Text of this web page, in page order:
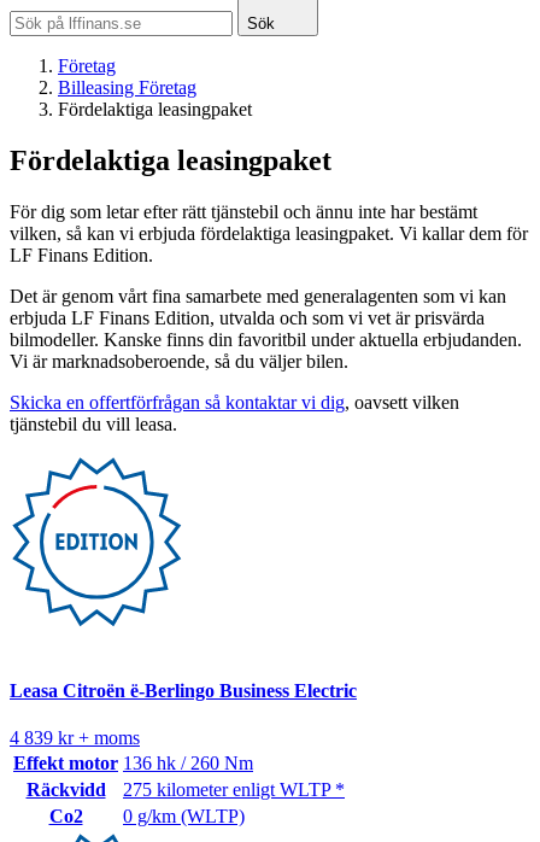
Sök
Företag
Billeasing Företag
Fördelaktiga leasingpaket
Fördelaktiga leasingpaket
För dig som letar efter rätt tjänstebil och ännu inte har bestämt
vilken, så kan vi erbjuda fördelaktiga leasingpaket. Vi kallar dem för
LF Finans Edition.
Det är genom vårt fina samarbete med generalagenten som vi kan
erbjuda LF Finans Edition, utvalda och som vi vet är prisvärda
bilmodeller. Kanske finns din favoritbil under aktuella erbjudanden.
Vi är marknadsoberoende, så du väljer bilen.
Skicka en offertförfrågan så kontaktar vi dig, oavsett vilken
tjänstebil du vill leasa.
Leasa Citroën ë-Berlingo Business Electric
4 839 kr + moms
Effekt motor 136 hk / 260 Nm
Räckvidd
275 kilometer enligt WLTP *
Co2
0 g/km (WLTP)